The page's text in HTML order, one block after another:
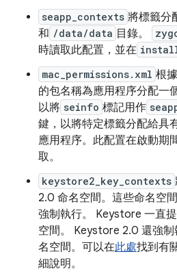
seapp_contexts 將標籤分
和 /data/data 目錄。
時讀取此配置，並在
mac_permissions.xml 根
的包名稱為應用程序分配一
以將 seinfo 標記用作
鍵，以將特定標籤分配給具
應用程序。此配置在啟動期
取。
keystore2_key_contexts
2.0 命名空間。這些命名空
強制執行。 Keystore 一直
空間。 Keystore 2.0 還強
名空間。可以在此處找到有
細說明。